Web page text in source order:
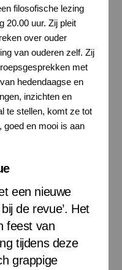
filosofische lezing
20.00 uur. Zij pleit
over ouder
van ouderen zelf. Zij
met
hedendaagse en
inzichten en
te stellen, komt ze tot
goed en mooi is aan
een nieuwe
de revue’. Het
feest van
tijdens deze
grappige